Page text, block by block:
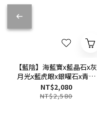
【藍陰】海藍寶x藍晶石x灰
月光x藍虎眼x銀曜石x青金
石
NT$2,080
NT$2,580